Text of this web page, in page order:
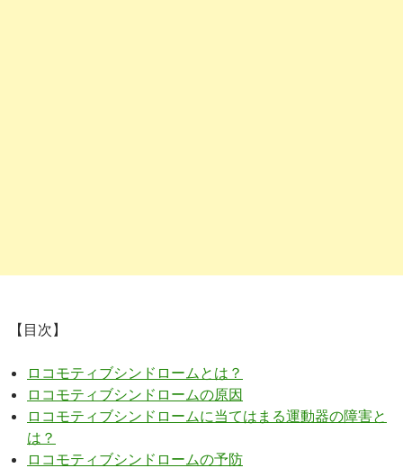
【目次】
ロコモティブシンドロームとは？
ロコモティブシンドロームの原因
ロコモティブシンドロームに当てはまる運動器の障害と
は？
ロコモティブシンドロームの予防